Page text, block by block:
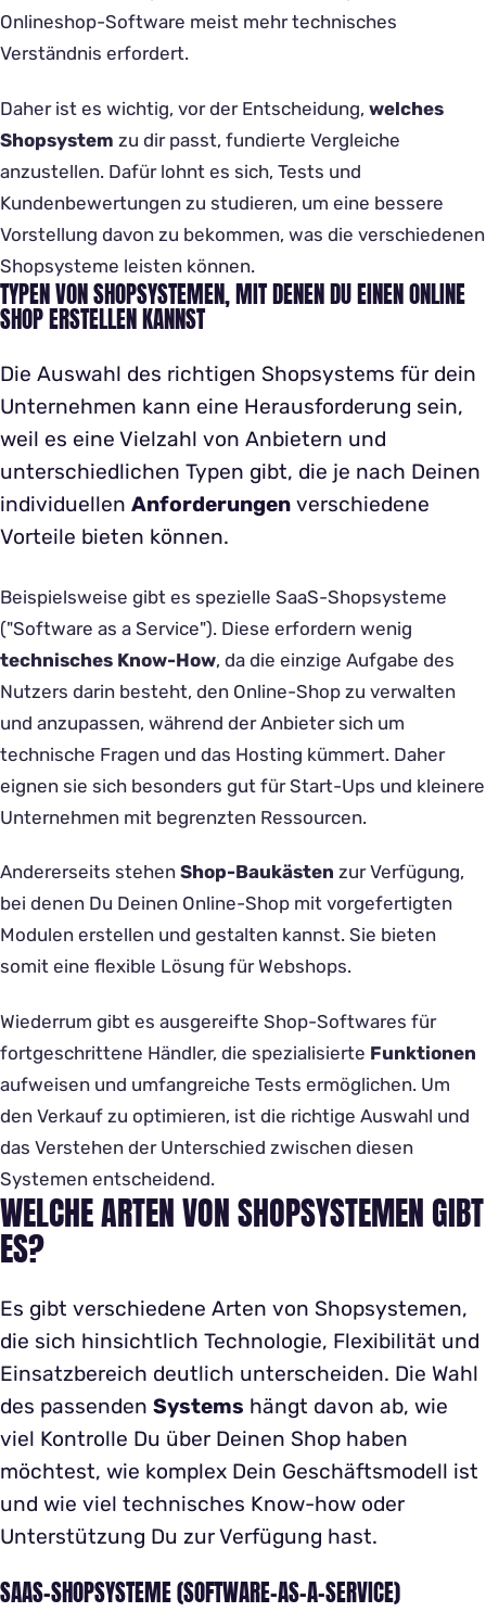
Onlineshop-Software meist mehr technisches
Verständnis erfordert.
Daher ist es wichtig, vor der Entscheidung, welches
Shopsystem zu dir passt, fundierte Vergleiche
anzustellen. Dafür lohnt es sich, Tests und
Kundenbewertungen zu studieren, um eine bessere
Vorstellung davon zu bekommen, was die verschiedenen
Shopsysteme leisten können.
TYPEN VON SHOPSYSTEMEN, MIT DENEN DU EINEN ONLINE
SHOP ERSTELLEN KANNST
Die Auswahl des richtigen Shopsystems für dein
Unternehmen kann eine Herausforderung sein,
weil es eine Vielzahl von Anbietern und
unterschiedlichen Typen gibt, die je nach Deinen
individuellen Anforderungen verschiedene
Vorteile bieten können.
Beispielsweise gibt es spezielle SaaS-Shopsysteme
("Software as a Service"). Diese erfordern wenig
technisches Know-How, da die einzige Aufgabe des
Nutzers darin besteht, den Online-Shop zu verwalten
und anzupassen, während der Anbieter sich um
technische Fragen und das Hosting kümmert. Daher
eignen sie sich besonders gut für Start-Ups und kleinere
Unternehmen mit begrenzten Ressourcen.
Andererseits stehen Shop-Baukästen zur Verfügung,
bei denen Du Deinen Online-Shop mit vorgefertigten
Modulen erstellen und gestalten kannst. Sie bieten
somit eine flexible Lösung für Webshops.
Wiederrum gibt es ausgereifte Shop-Softwares für
fortgeschrittene Händler, die spezialisierte Funktionen
aufweisen und umfangreiche Tests ermöglichen. Um
den Verkauf zu optimieren, ist die richtige Auswahl und
das Verstehen der Unterschied zwischen diesen
Systemen entscheidend.
WELCHE ARTEN VON SHOPSYSTEMEN GIBT
ES?
Es gibt verschiedene Arten von Shopsystemen,
die sich hinsichtlich Technologie, Flexibilität und
Einsatzbereich deutlich unterscheiden. Die Wahl
des passenden Systems hängt davon ab, wie
viel Kontrolle Du über Deinen Shop haben
möchtest, wie komplex Dein Geschäftsmodell ist
und wie viel technisches Know-how oder
Unterstützung Du zur Verfügung hast.
SAAS-SHOPSYSTEME (SOFTWARE-AS-A-SERVICE)